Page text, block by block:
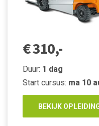
€ 310,-
Duur: 1 dag
Start cursus: ma 10
BEKIJK